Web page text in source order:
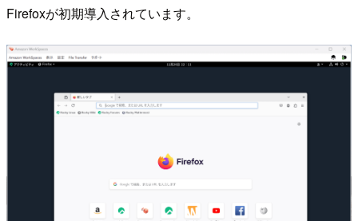
Firefoxが初期導入されています。